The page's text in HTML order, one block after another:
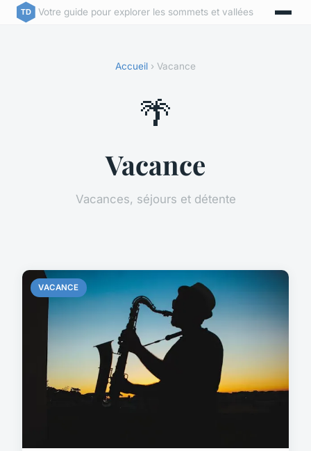
Votre guide pour explorer les sommets et vallées
Accueil › Vacance
🌴
Vacance
Vacances, séjours et détente
VACANCE